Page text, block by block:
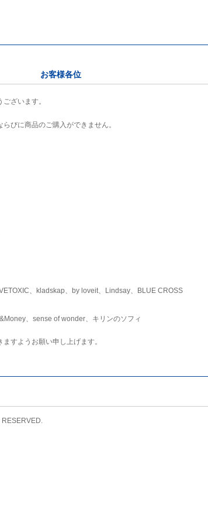
お客様各位
ざいます。
びに商品のご購入ができません。
、kladskap、by loveit、Lindsay、BLUE CROSS
、sense of wonder、キリンのソフィ
すようお願い申し上げます。